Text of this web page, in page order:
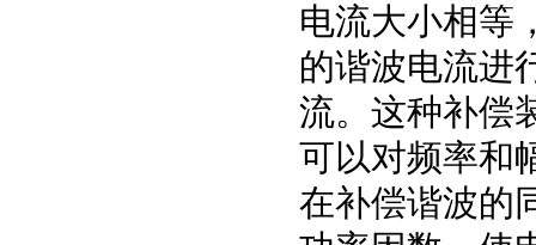
电流大小相等
的谐波电流进
流。这种补偿
可以对频率和
在补偿谐波的